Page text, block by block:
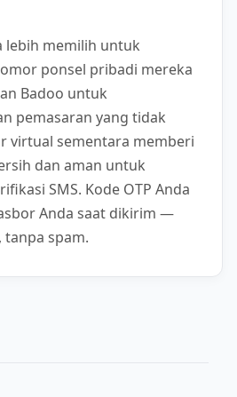
lebih memilih untuk
ponsel pribadi mereka
Badoo untuk
pemasaran yang tidak
virtual sementara memberi
dan aman untuk
SMS. Kode OTP Anda
Anda saat dikirim —
spam.